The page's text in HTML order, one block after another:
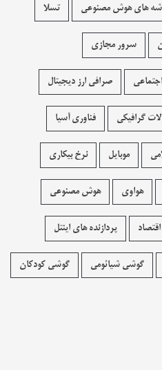
های هوش مصنوعی تسلا
سرور مجازی
صرافی ارز دیجیتال
گرافيکی فناوری آسیا
موبایل نرخ بیکاری
هواوی هوش مصنوعی
پردازنده های اینتل
گوشی شیائومی گوشی کودکان